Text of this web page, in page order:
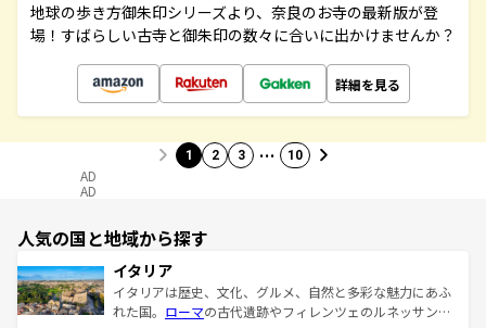
地球の歩き方御朱印シリーズより、奈良のお寺の最新版が登
場！すばらしい古寺と御朱印の数々に合いに出かけませんか？
詳細を見る
1 2 3 … 10
AD
AD
人気の国と地域から探す
イタリア
イタリアは歴史、文化、グルメ、自然と多彩な魅力にあふ
れた国。 ローマの古代遺跡やフィレンツェのルネッサンス